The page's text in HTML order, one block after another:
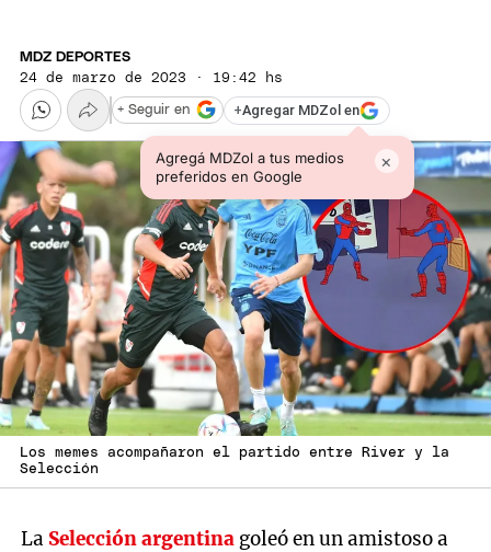
MDZ DEPORTES
24 de marzo de 2023 · 19:42 hs
+Agregar MDZol en
Agregá MDZol a tus medios
preferidos en Google
×
+ Seguir en
Los memes acompañaron el partido entre River y la
Selección
La Selección argentina goleó en un amistoso a